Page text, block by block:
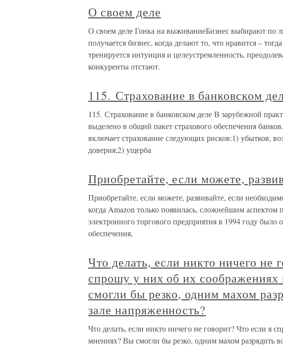
О своем деле
О своем деле Гонка на выживаниеБизнес выбирают по
получается бизнес, когда делают то, что нравится –
тренируется интуиция и целеустремленность,
конкуренты отстают.
115. Страхование в банковском
115. Страхование в банковском деле В зарубежной
выделено в общий пакет страхового обеспечения
включает страхование следующих рисков:1) убытков,
доверия;2) ущерба
Приобретайте, если можете,
Приобретайте, если можете, развивайте, если
когда Amazon только появилась, сложнейшим
электронного торгового предприятия в 1994 году было
обеспечения,
Что делать, если никто ничего не
спрошу у них об их
смогли бы резко, одним махом
зале напряженность?
Что делать, если никто ничего не говорит? Что если я
мнениях? Вы смогли бы резко, одним махом разрядить